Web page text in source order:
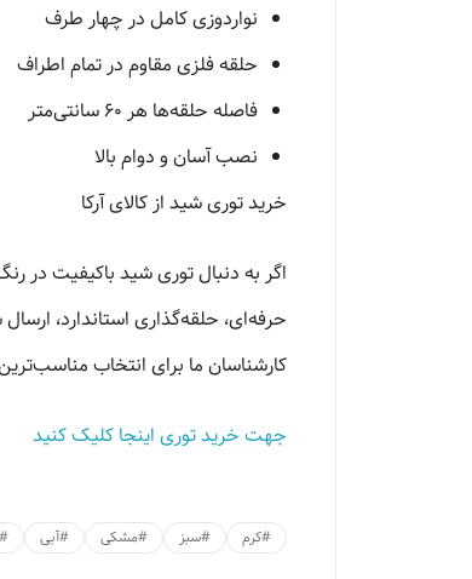
نواردوزی کامل در چهار طرف
حلقه فلزی مقاوم در تمام اطراف
فاصله حلقه‌ها هر ۶۰ سانتی‌متر
نصب آسان و دوام بالا
خرید توری شید از کالای آرکا
اگر به دنبال توری شید باکیفیت در
حرفه‌ای، حلقه‌گذاری استاندارد،
کارشناسان ما برای انتخاب
جهت خرید توری اینجا کلیک کنید
#کرم #سبز #مشکی #آبی #